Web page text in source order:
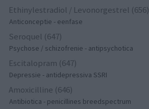
Ethinylestradiol / Levonorgestrel (656)
Anticonceptie - eenfase
Seroquel (647)
Psychose / schizofrenie - antipsychotica
Escitalopram (647)
Depressie - antidepressiva SSRI
Amoxicilline (646)
Antibiotica - penicillines breedspectrum